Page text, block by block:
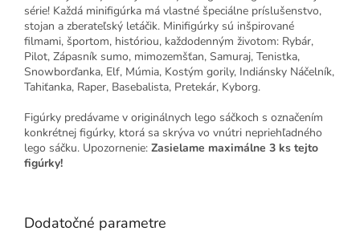
série! Každá minifigúrka má vlastné špeciálne príslušenstvo,
stojan a zberateľský letáčik. Minifigúrky sú inšpirované
filmami, športom, históriou, každodenným životom: Rybár,
Pilot, Zápasník sumo, mimozemšťan, Samuraj, Tenistka,
Snowborďanka, Elf, Múmia, Kostým gorily, Indiánsky Náčelník,
Tahiťanka, Raper, Basebalista, Pretekár, Kyborg.
Figúrky predávame v originálnych lego sáčkoch s označením
konkrétnej figúrky, ktorá sa skrýva vo vnútri nepriehľadného
lego sáčku. Upozornenie: Zasielame maximálne 3 ks tejto
figúrky!
Dodatočné parametre